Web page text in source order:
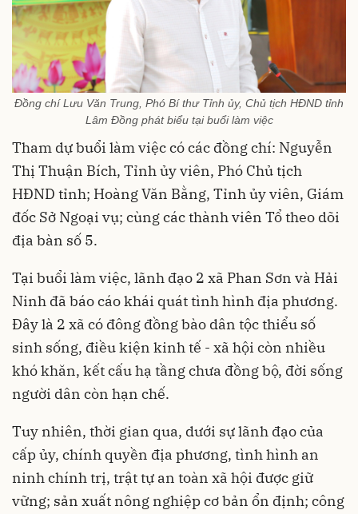
Đồng chí Lưu Văn Trung, Phó Bí thư Tỉnh ủy, Chủ tịch HĐND tỉnh
Lâm Đồng phát biểu tại buổi làm việc
Tham dự buổi làm việc có các đồng chí: Nguyễn
Thị Thuận Bích, Tỉnh ủy viên, Phó Chủ tịch
HĐND tỉnh; Hoàng Văn Bằng, Tỉnh ủy viên, Giám
đốc Sở Ngoại vụ; cùng các thành viên Tổ theo dõi
địa bàn số 5.
Tại buổi làm việc, lãnh đạo 2 xã Phan Sơn và Hải
Ninh đã báo cáo khái quát tình hình địa phương.
Đây là 2 xã có đông đồng bào dân tộc thiểu số
sinh sống, điều kiện kinh tế - xã hội còn nhiều
khó khăn, kết cấu hạ tầng chưa đồng bộ, đời sống
người dân còn hạn chế.
Tuy nhiên, thời gian qua, dưới sự lãnh đạo của
cấp ủy, chính quyền địa phương, tình hình an
ninh chính trị, trật tự an toàn xã hội được giữ
vững; sản xuất nông nghiệp cơ bản ổn định; công